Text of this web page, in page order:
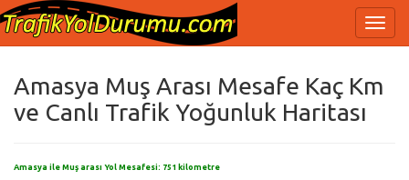
Amasya Muş Arası Mesafe Kaç Km
ve Canlı Trafik Yoğunluk Haritası
Amasya ile Muş arası Yol Mesafesi: 751 kilometre